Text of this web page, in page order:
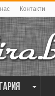
Контакти